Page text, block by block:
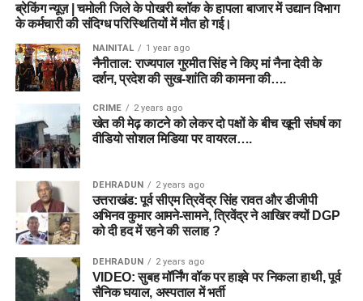
ब्रेकिंग न्यूज़ | चमोली जिले के पोखरी ब्लॉक के हापला बाजार में उद्यान विभाग
के कर्मचारी की संदिग्ध परिस्थितियों में मौत हो गई।
NAINITAL 1 year ago
नैनीताल: राज्यपाल गुरमीत सिंह ने किए मां नैना देवी के
दर्शन, प्रदेश की सुख-शांति की कामना की….
CRIME 2 years ago
खेत की मेढ़ काटने को लेकर दो पक्षों के बीच खूनी संघर्ष का
वीडियो सोशल मिडिया पर वायरल….
DEHRADUN 2 years ago
उत्तराखंड: पूर्व सीएम त्रिवेंद्र सिंह रावत और डीजीपी
अभिनव कुमार आमने-सामने, त्रिवेंद्र ने आखिर क्यों DGP
को दी हद में रहने की सलाह ?
DEHRADUN 2 years ago
VIDEO: सुबह मॉर्निंग वॉक पर हाइवे पर निकला हाथी, पूर्व
सैनिक घयाल, अस्पताल में भर्ती